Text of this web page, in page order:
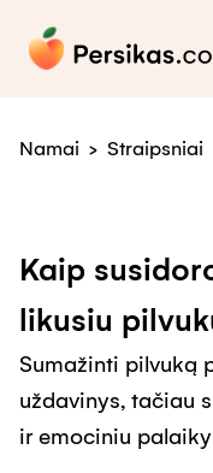
Namai > Straipsniai
Kaip
likusiu
Sumažinti pilvuką
uždavinys, tačiau
ir emociniu